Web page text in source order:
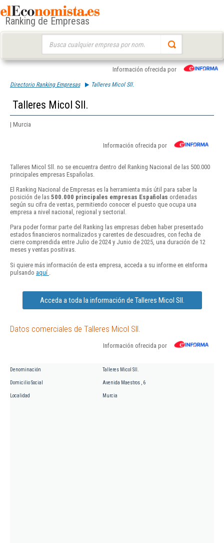
Ranking de Empresas
Información ofrecida por
Directorio Ranking Empresas Talleres Micol Sll.
Talleres Micol Sll.
| Murcia
Información ofrecida por
Talleres Micol Sll. no se encuentra dentro del Ranking Nacional de las 500.000
principales empresas Españolas.
El Ranking Nacional de Empresas es la herramienta más útil para saber la
posición de las 500.000 principales empresas Españolas ordenadas
según su cifra de ventas, permitiendo conocer el puesto que ocupa una
empresa a nivel nacional, regional y sectorial.
Para poder formar parte del Ranking las empresas deben haber presentado
estados financieros normalizados y carentes de descuadres, con fecha de
cierre comprendida entre Julio de 2024 y Junio de 2025, una duración de 12
meses y ventas positivas.
Si quiere más información de esta empresa, acceda a su informe en eInforma
pulsando aquí
Acceda a toda la información de Talleres Micol Sll.
Datos comerciales de Talleres Micol Sll.
Información ofrecida por
Denominación Talleres Micol Sll.
Domicilio Social Avenida Maestros , 6
Localidad Murcia